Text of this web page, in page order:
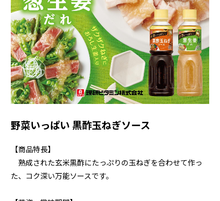
野菜いっぱい 黒酢玉ねぎソース
【商品特長】
熟成された玄米黒酢にたっぷりの玉ねぎを合わせて作っ
た、コク深い万能ソースです。